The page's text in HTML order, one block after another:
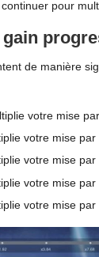
pour
gain
de manière
votre mise
votre mise par
votre mise par
votre mise par
votre mise par